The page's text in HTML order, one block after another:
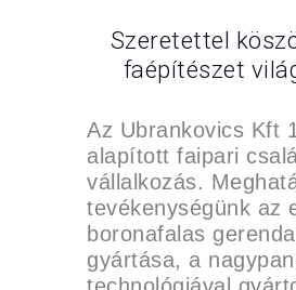
Szeretettel
faépítészet
Az Ubrankovics Kft
alapított faipari
vállalkozás.
tevékenységünk az
boronafalas
gyártása, a